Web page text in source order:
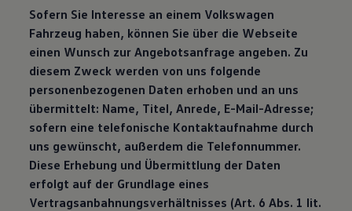
Sofern Sie Interesse an einem Volkswagen
Fahrzeug haben, können Sie über die Webseite
einen Wunsch zur Angebotsanfrage angeben. Zu
diesem Zweck werden von uns folgende
personenbezogenen Daten erhoben und an uns
übermittelt: Name, Titel, Anrede, E-Mail-Adresse;
sofern eine telefonische Kontaktaufnahme durch
uns gewünscht, außerdem die Telefonnummer.
Diese Erhebung und Übermittlung der Daten
erfolgt auf der Grundlage eines
Vertragsanbahnungsverhältnisses (Art. 6 Abs. 1 lit.